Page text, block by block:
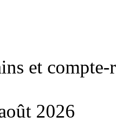
et compte-
2026